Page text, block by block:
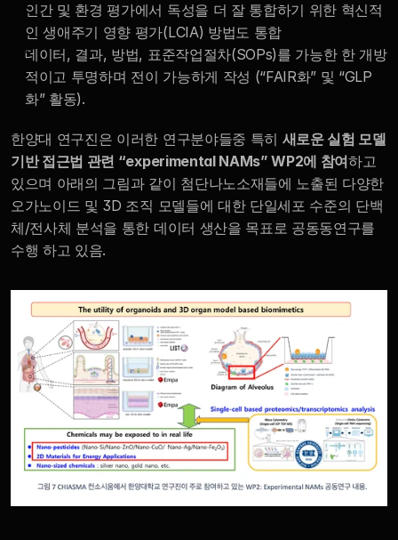
인간 및 환경 평가에서 독성을 더 잘 통합하기 위한 혁신적
인 생애주기 영향 평가(LCIA) 방법도 통합
데이터, 결과, 방법, 표준작업절차(SOPs)를 가능한 한 개방
적이고 투명하며 전이 가능하게 작성 (“FAIR화” 및 “GLP
화” 활동).
한양대 연구진은 이러한 연구분야들중 특히 새로운 실험 모델
기반 접근법 관련 “experimental NAMs” WP2에 참여하고
있으며 아래의 그림과 같이 첨단나노소재들에 노출된 다양한
오가노이드 및 3D 조직 모델들에 대한 단일세포 수준의 단백
체/전사체 분석을 통한 데이터 생산을 목표로 공동동연구를
수행 하고 있음.